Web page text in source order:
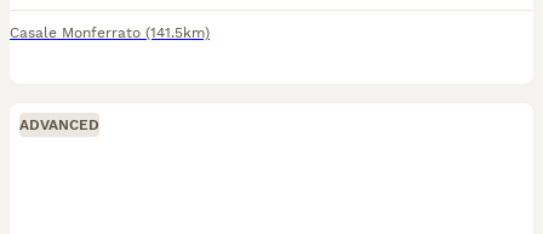
Casale Monferrato (141.5km)
ADVANCED